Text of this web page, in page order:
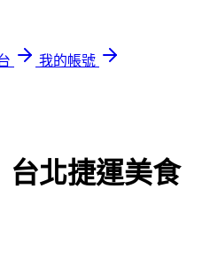
我的帳號
台北捷運美食